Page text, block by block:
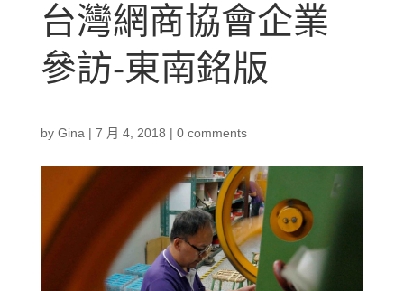
台灣網商協會企業
參訪-東南銘版
by Gina | 7 月 4, 2018 | 0 comments